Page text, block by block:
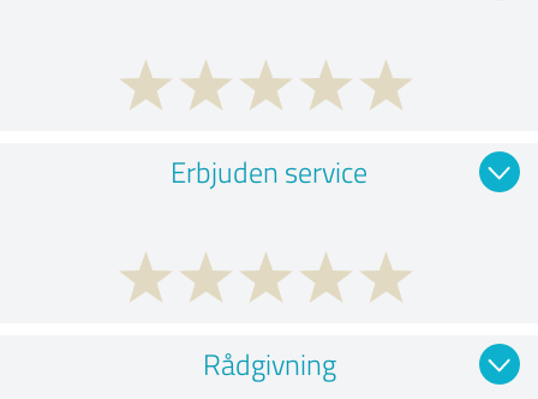
Erbjuden service
Rådgivning